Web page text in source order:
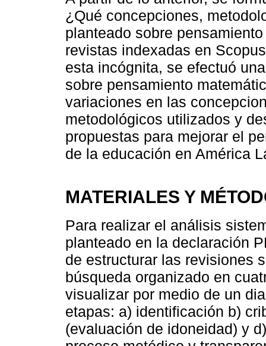
¿Qué concepciones,
planteado sobre
revistas indexadas en
esta incógnita, se efectuó
sobre pensamiento
variaciones en las
metodológicos utilizados y
propuestas para mejorar el
de la educación en América
MATERIALES Y
Para realizar el análisis
planteado en la declaración
de estructurar las revisiones
búsqueda organizado en
visualizar por medio de un
etapas: a) identificación b)
(evaluación de idoneidad) y